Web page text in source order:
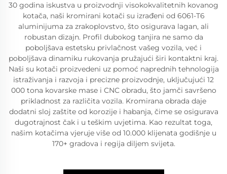
30 godina iskustva u proizvodnji visokokvalitetnih kovanog
kotača, naši kromirani kotači su izrađeni od 6061-T6
aluminijuma za zrakoplovstvo, što osigurava lagan, ali
robustan dizajn. Profil dubokog tanjira ne samo da
poboljšava estetsku privlačnost vašeg vozila, već i
poboljšava dinamiku rukovanja pružajući širi kontaktni kraj.
Naši su kotači proizvedeni uz pomoć naprednih tehnologija
istraživanja i razvoja i precizne proizvodnje, uključujući 12
000 tona kovarske mase i CNC obradu, što jamči savršeno
prikladnost za različita vozila. Kromirana obrada daje
dodatni sloj zaštite od korozije i habanja, čime se osigurava
dugotrajnost čak i u teškim uvjetima. Kao rezultat toga,
našim kotačima vjeruje više od 10.000 klijenata godišnje u
170+ gradova i regija diljem svijeta.